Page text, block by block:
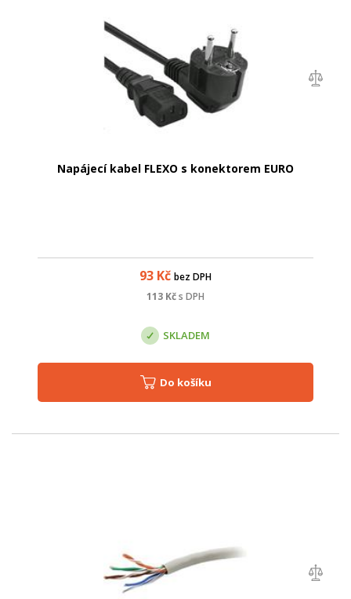
Napájecí kabel FLEXO s konektorem EURO
93 Kč bez DPH
113 Kčs DPH
SKLADEM
Do košíku